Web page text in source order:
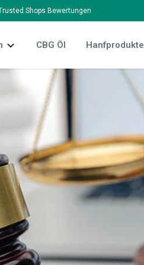
Shops Bewertungen
CBG Öl Hanfprodukte